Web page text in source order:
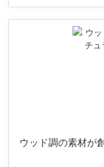
ウッド調の素材が